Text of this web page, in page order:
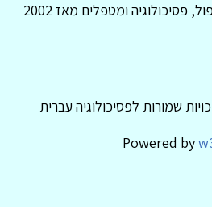
פסיכולוגיה ומטפלים מאז 2002
Powered by